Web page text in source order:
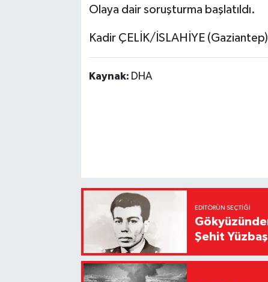
Olaya dair soruşturma başlatıldı.
Kadir ÇELİK/İSLAHİYE
Kaynak: DHA
EDITÖRÜN SEÇTIĞI
Şehit